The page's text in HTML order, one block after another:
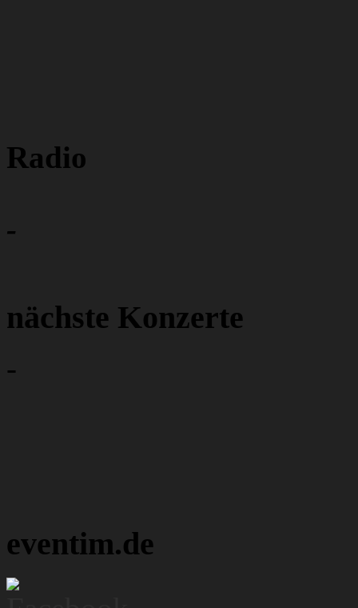
Radio
-
nächste Konzerte
-
eventim.de